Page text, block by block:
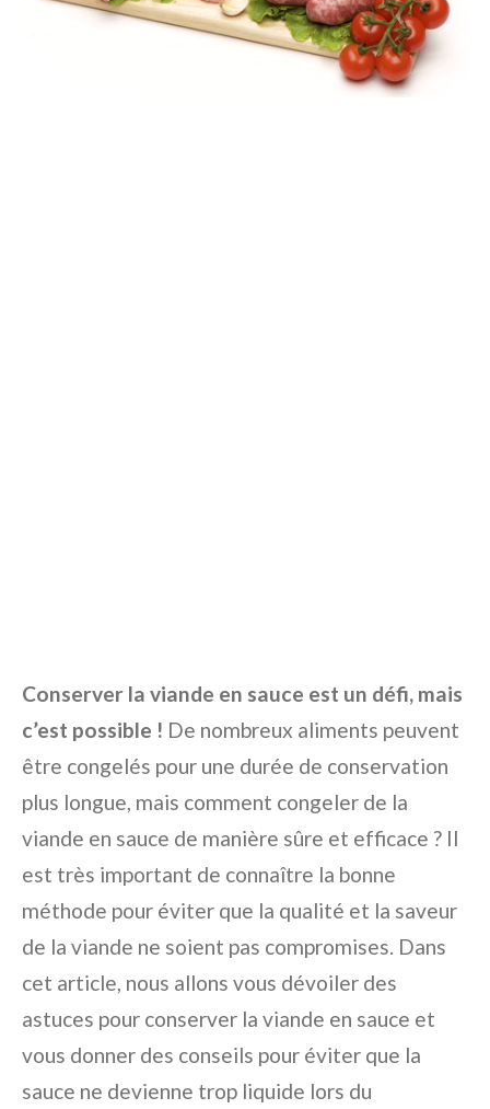
Conserver la viande en sauce est un défi, mais
c’est possible ! De nombreux aliments peuvent
être congelés pour une durée de conservation
plus longue, mais comment congeler de la
viande en sauce de manière sûre et efficace ? Il
est très important de connaître la bonne
méthode pour éviter que la qualité et la saveur
de la viande ne soient pas compromises. Dans
cet article, nous allons vous dévoiler des
astuces pour conserver la viande en sauce et
vous donner des conseils pour éviter que la
sauce ne devienne trop liquide lors du